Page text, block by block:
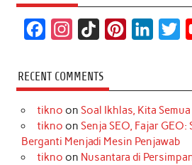
c
e
b
o
s
t
a
r
k
T
o
k
t
e
r
e
k
e
d
I
t
t
r
RECENT COMMENTS
tikno on Soal Ikhlas, Kita
tikno on Senja SEO, Fajar GEO:
Berganti Menjadi Mesin Penjawab
tikno on Nusantara di